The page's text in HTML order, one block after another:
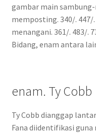
gambar main
memposting. 340/. 447/.
menangani. 361/. 483/.
Bidang, enam antara
enam. Ty Cobb
Ty Cobb dianggap
Fana diidentifikasi